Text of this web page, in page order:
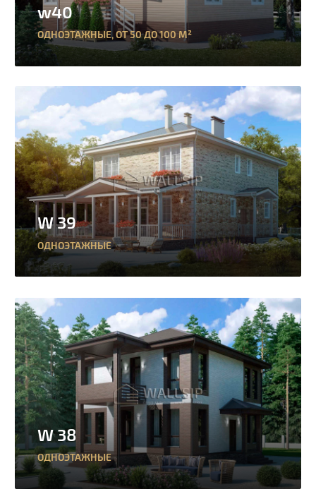
w40
ОДНОЭТАЖНЫЕ,ОТ 50 ДО 100 М²
W 39
ОДНОЭТАЖНЫЕ
W 38
ОДНОЭТАЖНЫЕ